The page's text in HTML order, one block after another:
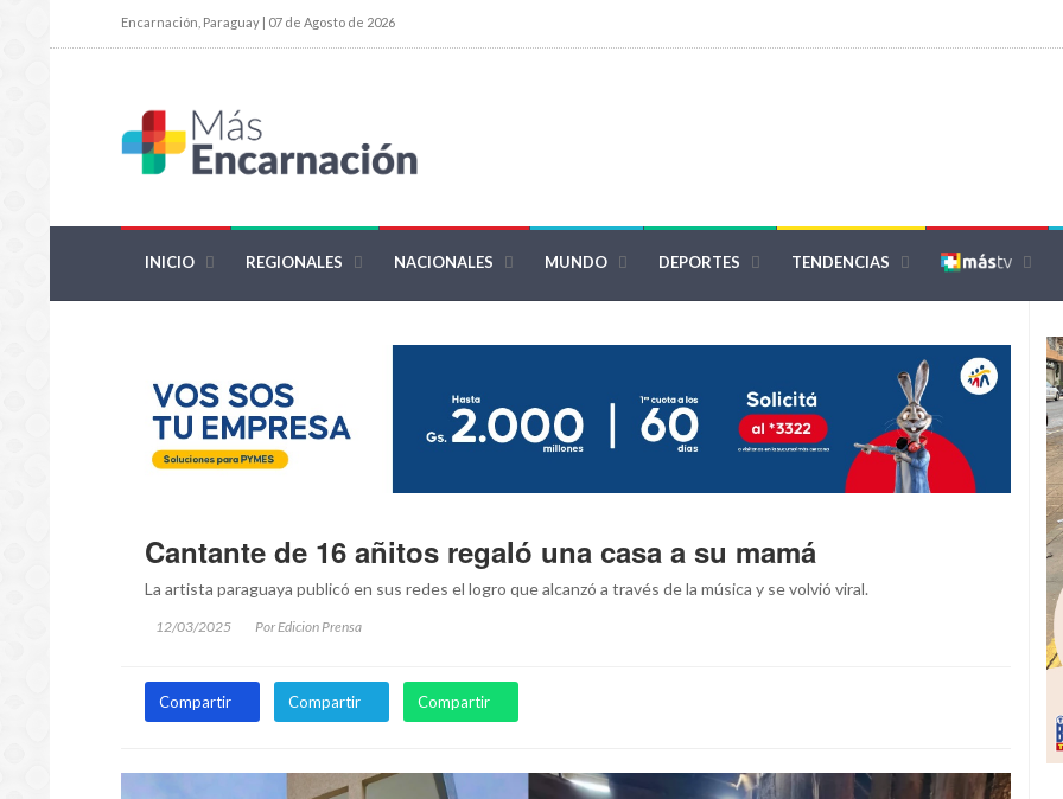
Encarnación, Paraguay | 07 de Agosto de 2026
INICIO REGIONALES NACIONALES MUNDO DEPORTES TENDENCIAS
Cantante de 16 añitos regaló una casa a su mamá
La artista paraguaya publicó en sus redes el logro que alcanzó a través de la música y se volvió viral.
12/03/2025 Por Edicion Prensa
Compartir Compartir Compartir